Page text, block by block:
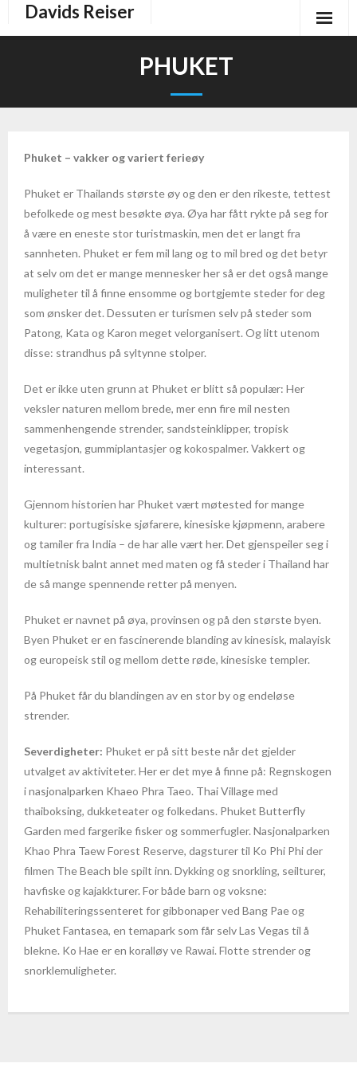
Davids Reiser
- Bali
- Indonesia – øylandet i Sør-Øst
- Lombok
- Fakta og informasjon om Indonesia
Dominikanske republikk
- La Romana-Bayahibe
- Puerto Plata
Filippinene
India
- Helsereise i Sør-India
- Gyldne triangel med badeferie i Kerala
Kambodsja
- Fakta om Kambodsja
Kapp Verde
- Fakta om Kina
Malaysia
- Langkawi
PHUKET
Phuket – vakker og variert ferieøy
Phuket er Thailands største øy og den er den rikeste, tettest
befolkede og mest besøkte øya. Øya har fått rykte på seg for
å være en eneste stor turistmaskin, men det er langt fra
sannheten. Phuket er fem mil lang og to mil bred og det betyr
at selv om det er mange mennesker her så er det også mange
muligheter til å finne ensomme og bortgjemte steder for deg
som ønsker det. Dessuten er turismen selv på steder som
Patong, Kata og Karon meget velorganisert. Og litt utenom
disse: strandhus på syltynne stolper.
Det er ikke uten grunn at Phuket er blitt så populær: Her
veksler naturen mellom brede, mer enn fire mil nesten
sammenhengende strender, sandsteinklipper, tropisk
vegetasjon, gummiplantasjer og kokospalmer. Vakkert og
interessant.
Gjennom historien har Phuket vært møtested for mange
kulturer: portugisiske sjøfarere, kinesiske kjøpmenn, arabere
og tamiler fra India – de har alle vært her. Det gjenspeiler seg i
multietnisk balnt annet med maten og få steder i Thailand har
de så mange spennende retter på menyen.
Phuket er navnet på øya, provinsen og på den største byen.
Byen Phuket er en fascinerende blanding av kinesisk, malayisk
og europeisk stil og mellom dette røde, kinesiske templer.
På Phuket får du blandingen av en stor by og endeløse
strender.
Severdigheter: Phuket er på sitt beste når det gjelder
utvalget av aktiviteter. Her er det mye å finne på: Regnskogen
i nasjonalparken Khaeo Phra Taeo. Thai Village med
thaiboksing, dukketeater og folkedans. Phuket Butterfly
Garden med fargerike fisker og sommerfugler. Nasjonalparken
Khao Phra Taew Forest Reserve, dagsturer til Ko Phi Phi der
filmen The Beach ble spilt inn. Dykking og snorkling, seilturer,
havfiske og kajakkturer. For både barn og voksne:
Rehabiliteringssenteret for gibbonaper ved Bang Pae og
Phuket Fantasea, en temapark som får selv Las Vegas til å
blekne. Ko Hae er en koralløy ve Rawai. Flotte strender og
snorklemuligheter.